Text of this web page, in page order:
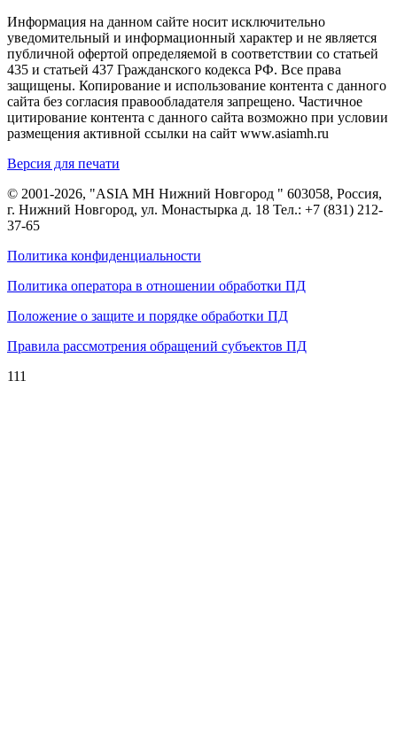
Информация на данном сайте носит исключительно
уведомительный и информационный характер и не является
публичной офертой определяемой в соответствии со статьей
435 и статьей 437 Гражданского кодекса РФ. Все права
защищены. Копирование и использование контента с данного
сайта без согласия правообладателя запрещено. Частичное
цитирование контента с данного сайта возможно при условии
размещения активной ссылки на сайт www.asiamh.ru
Версия для печати
© 2001-2026, "ASIA MH Нижний Новгород " 603058, Россия,
г. Нижний Новгород, ул. Монастырка д. 18 Тел.: +7 (831) 212-
37-65
Политика конфиденциальности
Политика оператора в отношении обработки ПД
Положение о защите и порядке обработки ПД
Правила рассмотрения обращений субъектов ПД
111